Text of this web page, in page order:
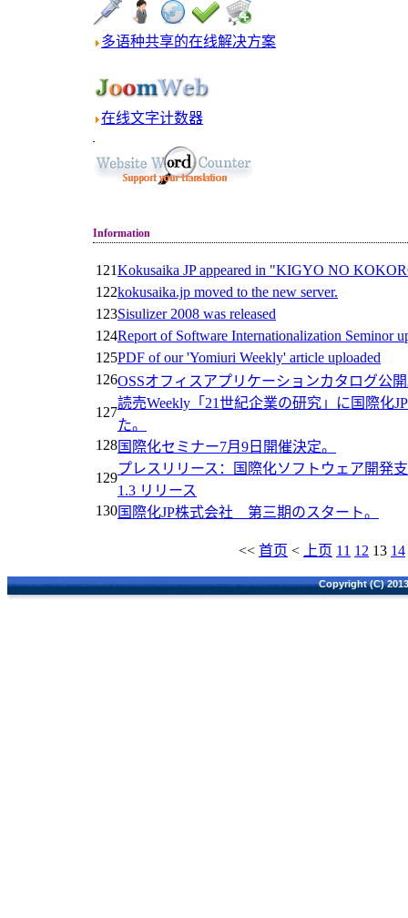
多语种共享的在线解决方案
在线文字计数器
Information
121Kokusaika JP appeared in "KIGYO NO
122kokusaika.jp moved to the new server.
123Sisulizer 2008 was released
124Report of Software Internationalization Seminor
125PDF of our 'Yomiuri Weekly' article uploaded
126OSSオフィスアプリケーションカタログ公
127
読売Weekly「21世紀企業の研究」に国際化
た。
128国際化セミナー7月9日開催決定。
129
プレスリリース：国際化ソフトウェア開発
1.3 リリース
130国際化JP株式会社 第三期のスタート。
<< 首页 < 上页 11 12 13 14
Copyright (C)